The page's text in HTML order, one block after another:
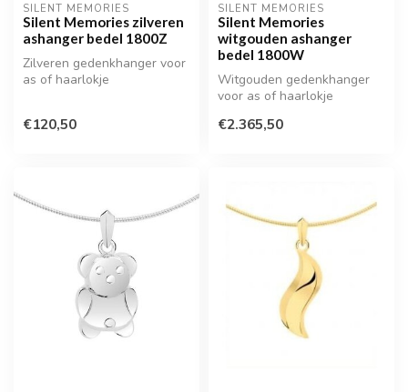
SILENT MEMORIES
Silent Memories zilveren
ashanger bedel 1800Z
Zilveren gedenkhanger voor
as of haarlokje
€120,50
SILENT MEMORIES
Silent Memories
witgouden ashanger
bedel 1800W
Witgouden gedenkhanger
voor as of haarlokje
€2.365,50